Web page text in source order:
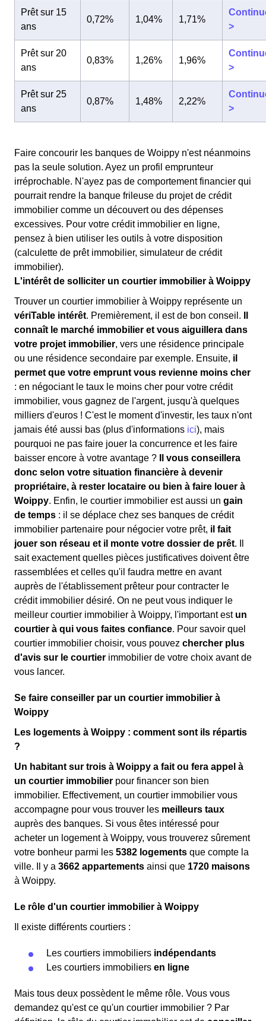
Prêt sur 15
ans
0,72% 1,04% 1,71%
>
Prêt sur 20
ans
0,83% 1,26% 1,96%
>
Prêt sur 25
ans
0,87% 1,48% 2,22%
>
Faire concourir les banques de Woippy n'est néanmoins
pas la seule solution. Ayez un profil emprunteur
irréprochable. N'ayez pas de comportement financier qui
pourrait rendre la banque frileuse du projet de crédit
immobilier comme un découvert ou des dépenses
excessives. Pour votre crédit immobilier en ligne,
pensez à bien utiliser les outils à votre disposition
(calculette de prêt immobilier, simulateur de crédit
immobilier).
L'intérêt de solliciter un courtier immobilier à Woippy
Trouver un courtier immobilier à Woippy représente un
vériTable intérêt. Premièrement, il est de bon conseil.
connaît le marché immobilier et vous aiguillera dans
votre projet immobilier, vers une résidence principale
ou une résidence secondaire par exemple. Ensuite, il
permet que votre emprunt vous revienne moins cher
: en négociant le taux le moins cher pour votre crédit
immobilier, vous gagnez de l'argent, jusqu'à quelques
milliers d'euros ! C'est le moment d'investir, les taux n'ont
jamais été aussi bas (plus d'informations ici), mais
pourquoi ne pas faire jouer la concurrence et les faire
baisser encore à votre avantage ?
Il vous conseillera
donc selon votre situation financière à devenir
propriétaire, à rester locataire ou bien à faire louer à
Woippy. Enfin, le courtier immobilier est aussi un gain
de temps : il se déplace chez ses banques de crédit
immobilier partenaire pour négocier votre prêt, il fait
jouer son réseau et il monte votre dossier de prêt. Il
sait exactement quelles pièces justificatives doivent être
rassemblées et celles qu'il faudra mettre en avant
auprès de l'établissement prêteur pour contracter le
crédit immobilier désiré. On ne peut vous indiquer le
meilleur courtier immobilier à Woippy, l'important est un
courtier à qui vous faites confiance. Pour savoir quel
courtier immobilier choisir, vous pouvez chercher plus
d'avis sur le courtier immobilier de votre choix avant de
vous lancer.
Se faire conseiller par un courtier immobilier à
Woippy
Les logements à Woippy : comment sont ils répartis
?
Un habitant sur trois à Woippy a fait ou fera appel à
un courtier immobilier pour financer son bien
immobilier. Effectivement, un courtier immobilier vous
accompagne pour vous trouver les meilleurs taux
auprès des banques. Si vous êtes intéressé pour
acheter un logement à Woippy, vous trouverez sûrement
votre bonheur parmi les 5382 logements que compte la
ville. Il y a 3662 appartements ainsi que 1720 maisons
à Woippy.
Le rôle d'un courtier immobilier à Woippy
Il existe différents courtiers :
Les courtiers immobiliers indépendants
Les courtiers immobiliers en ligne
Mais tous deux possèdent le même rôle. Vous vous
demandez qu'est ce qu'un courtier immobilier ? Par